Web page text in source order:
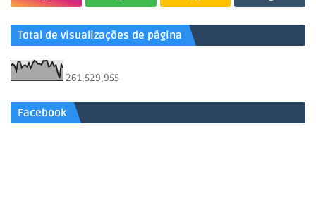
Total de visualizações de página
261,529,955
Facebook